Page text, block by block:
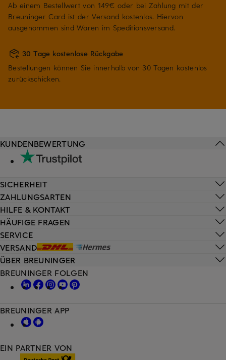
Ab einem Bestellwert von 149€ oder bei Zahlung mit der
Breuninger Card ist der Versand kostenlos. Hiervon
ausgenommen sind Waren im Speditionsversand.
30 Tage kostenlose Rückgabe
Bestellungen können Sie innerhalb von 30 Tagen kostenlos
zurückschicken.
HILFE & KONTAKT
HÄUFIGE FRAGEN
SERVICE
VERSAND
KUNDENBEWERTUNG
SICHERHEIT
ZAHLUNGSARTEN
ÜBER BREUNINGER
EIN PARTNER VON
BREUNINGER FOLGEN
BREUNINGER APP